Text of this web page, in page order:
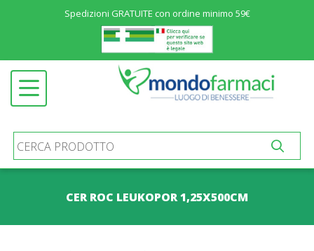
Menu
SALUTE E BENESSERE Open submenu
COSMETICA
Open submenu
MATERNIT&AGRAVE; E INFANZIA Open submenu
Open submenu
Spedizioni GRATUITE con ordine minimo 59€
CER ROC LEUKOPOR 1,25X500CM